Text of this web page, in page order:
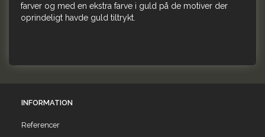
farver og med en ekstra farve i guld på de motiver der
oprindeligt havde guld tiltrykt.
INFORMATION
Referencer